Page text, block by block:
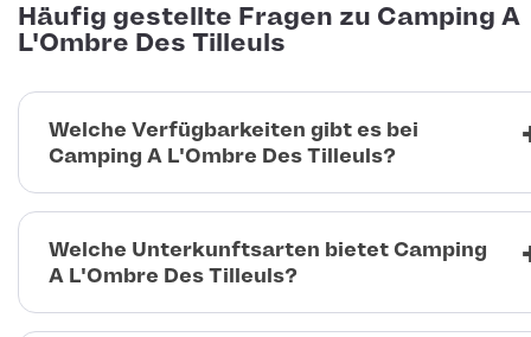
Häufig gestellte Fragen zu Camping A
L'Ombre Des Tilleuls
Welche Verfügbarkeiten gibt es bei
Camping A L'Ombre Des Tilleuls?
Welche Unterkunftsarten bietet Camping
A L'Ombre Des Tilleuls?